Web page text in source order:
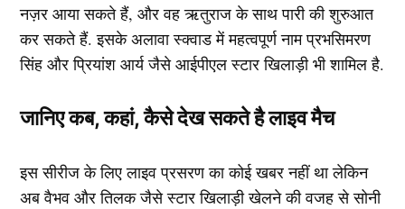
नज़र आया सकते हैं, और वह ऋतुराज के साथ पारी की शुरुआत
कर सकते हैं. इसके अलावा स्क्वाड में महत्वपूर्ण नाम प्रभसिमरण
सिंह और प्रियांश आर्य जैसे आईपीएल स्टार खिलाड़ी भी शामिल है.
जानिए कब, कहां, कैसे देख सकते है लाइव मैच
इस सीरीज के लिए लाइव प्रसरण का कोई खबर नहीं था लेकिन
अब वैभव और तिलक जैसे स्टार खिलाड़ी खेलने की वजह से सोनी